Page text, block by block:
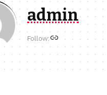
admin
Follow: